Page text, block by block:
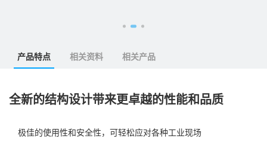
产品特点 相关资料 相关产品
全新的结构设计带来更卓越的性能和品质
极佳的使用性和安全性，可轻松应对各种工业现场